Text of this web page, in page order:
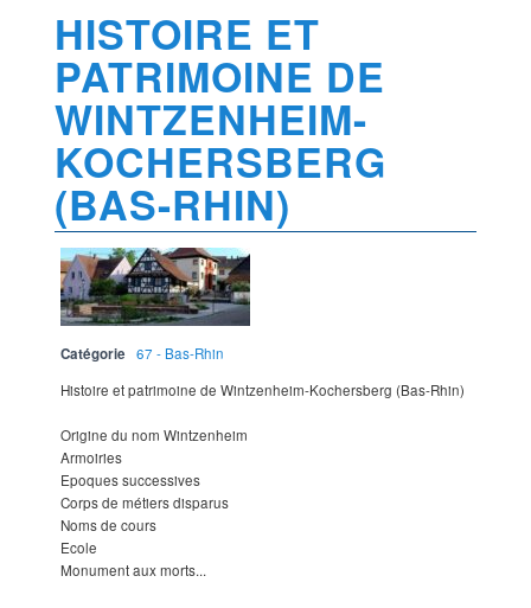
HISTOIRE ET
PATRIMOINE DE
WINTZENHEIM-
KOCHERSBERG
(BAS-RHIN)
Catégorie
67 - Bas-Rhin
Histoire et patrimoine de Wintzenheim-Kochersberg (Bas-Rhin)
Origine du nom Wintzenheim
Armoiries
Epoques successives
Corps de métiers disparus
Noms de cours
Ecole
Monument aux morts...